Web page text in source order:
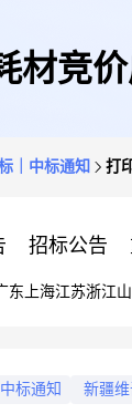
材竞
｜中标通知 打
招标公告
东 上海江苏浙江
标通知 新疆